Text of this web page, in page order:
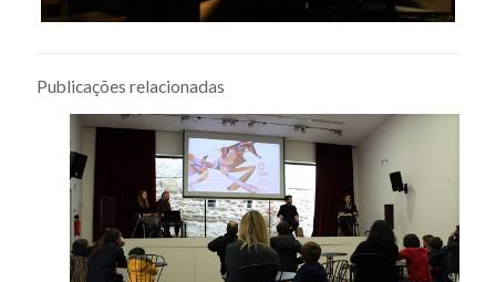
Publicações relacionadas